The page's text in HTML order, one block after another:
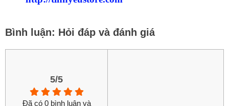
Bình luận: Hỏi đáp và đánh giá
5/5
Đã có 0 bình luận và